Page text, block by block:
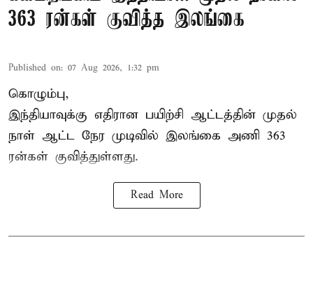
363 ரன்கள் குவித்த இலங்கை
Published on: 07 Aug 2026, 1:32 pm
கொழும்பு,
இந்தியாவுக்கு எதிரான பயிற்சி ஆட்டத்தின் முதல்
நாள் ஆட்ட நேர முடிவில் இலங்கை அணி 363
ரன்கள் குவித்துள்ளது.
Read More